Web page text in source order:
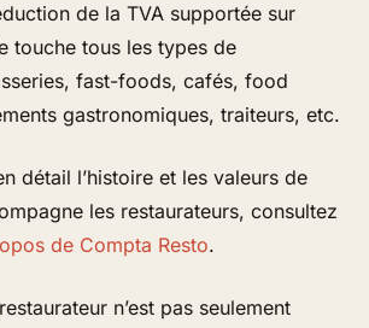
de la TVA supportée sur
touche tous les types de
fast-foods, cafés, food
gastronomiques, traiteurs, etc.
détail l’histoire et les valeurs de
les restaurateurs, consultez
de Compta Resto.
n’est pas seulement